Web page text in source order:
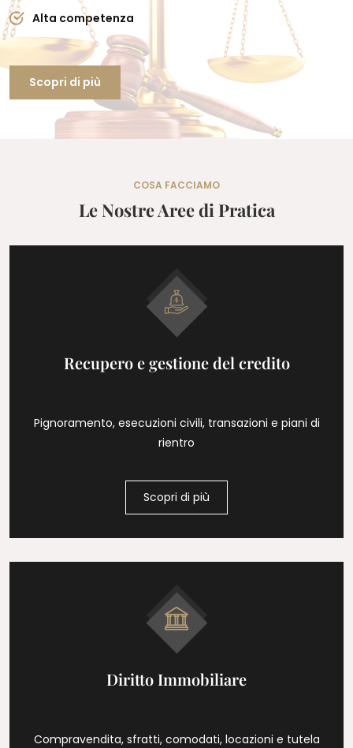
Alta competenza
Scopri di più
COSA FACCIAMO
Le Nostre Aree di Pratica
Recupero e gestione del credito
Pignoramento, esecuzioni civili, transazioni e piani di
rientro
Scopri di più
Diritto Immobiliare
Compravendita, sfratti, comodati, locazioni e tutela